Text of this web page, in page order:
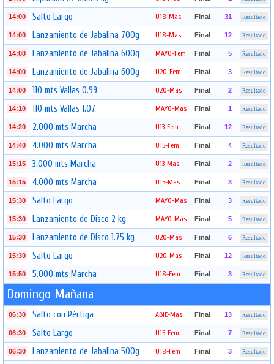
14:00 Salto Largo U18-Mas Final 31 Resultado
14:00 Lanzamiento de Jabalina 700g U18-Mas Final 12 Resultado
14:00 Lanzamiento de Jabalina 600g MAYO-Fem Final 5 Resultado
14:00 Lanzamiento de Jabalina 600g U20-Fem Final 3 Resultado
14:00 110 mts Vallas 0.99 U20-Mas Final 2 Resultado
14:10 110 mts Vallas 1.07 MAYO-Mas Final 1 Resultado
14:20 2.000 mts Marcha U13-Fem Final 12 Resultado
14:40 4.000 mts Marcha U15-Fem Final 4 Resultado
15:15 3.000 mts Marcha U13-Mas Final 2 Resultado
15:15 4.000 mts Marcha U15-Mas Final 3 Resultado
15:30 Salto Largo MAYO-Mas Final 3 Resultado
15:30 Lanzamiento de Disco 2 kg MAYO-Mas Final 5 Resultado
15:30 Lanzamiento de Disco 1.75 kg U20-Mas Final 6 Resultado
15:30 Salto Largo U20-Mas Final 12 Resultado
15:50 5.000 mts Marcha U18-Fem Final 3 Resultado
Domingo Mañana
06:30 Salto con Pértiga ABIE-Mas Final 13 Resultado
06:30 Salto Largo U15-Fem Final 7 Resultado
06:30 Lanzamiento de Jabalina 500g U18-Fem Final 3 Resultado